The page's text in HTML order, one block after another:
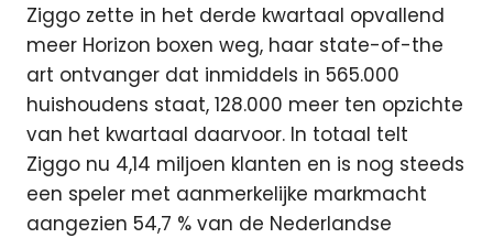
Ziggo zette in het derde kwartaal opvallend
meer Horizon boxen weg, haar state-of-the
art ontvanger dat inmiddels in 565.000
huishoudens staat, 128.000 meer ten opzichte
van het kwartaal daarvoor. In totaal telt
Ziggo nu 4,14 miljoen klanten en is nog steeds
een speler met aanmerkelijke markmacht
aangezien 54,7 % van de Nederlandse